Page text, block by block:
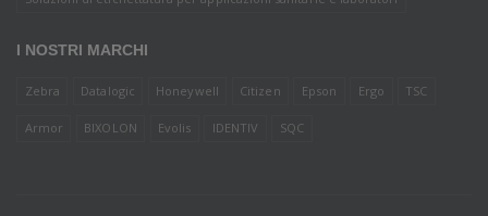
I NOSTRI MARCHI
Zebra Datalogic Honeywell Citizen Epson Ergo TSC
Armor BIXOLON Evolis IDENTIV SQC